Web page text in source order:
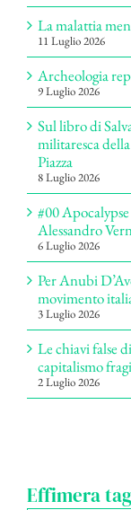
La malattia
11 Luglio 2026
Archeologia
9 Luglio 2026
Sul libro di
militaresca
Piazza
8 Luglio 2026
#00
Alessandro
6 Luglio 2026
Per Anubi
movimento
3 Luglio 2026
Le chiavi false
capitalismo
2 Luglio 2026
Effimera